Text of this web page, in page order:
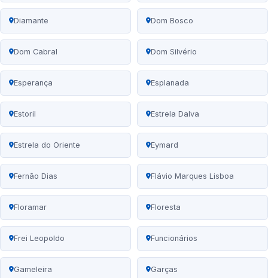
Diamante Dom Bosco
Dom Cabral Dom Silvério
Esperança Esplanada
Estoril Estrela Dalva
Estrela do Oriente Eymard
Fernão Dias Flávio Marques Lisboa
Floramar Floresta
Frei Leopoldo Funcionários
Gameleira Garças